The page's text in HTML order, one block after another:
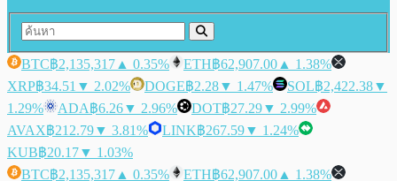
BTC฿2,135,317 ▲ 0.35% ETH฿62,907.00 ▲ 1.38%
XRP฿34.51 ▼ 2.02% DOGE฿2.28▼ 1.47% SOL฿2,422.38▼
1.29%
ADA฿6.26▼ 2.96% DOT฿27.29▼ 2.99%
AVAX฿212.79▼ 3.81% LINK฿267.59▼ 1.24%
KUB฿20.17▼ 1.03%
BTC฿2,135,317 ▲ 0.35% ETH฿62,907.00 ▲ 1.38%